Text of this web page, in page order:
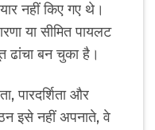
नहीं किए गए थे।
या सीमित पायलट
ढांचा बन चुका है।
पारदर्शिता और
इसे नहीं अपनाते, वे